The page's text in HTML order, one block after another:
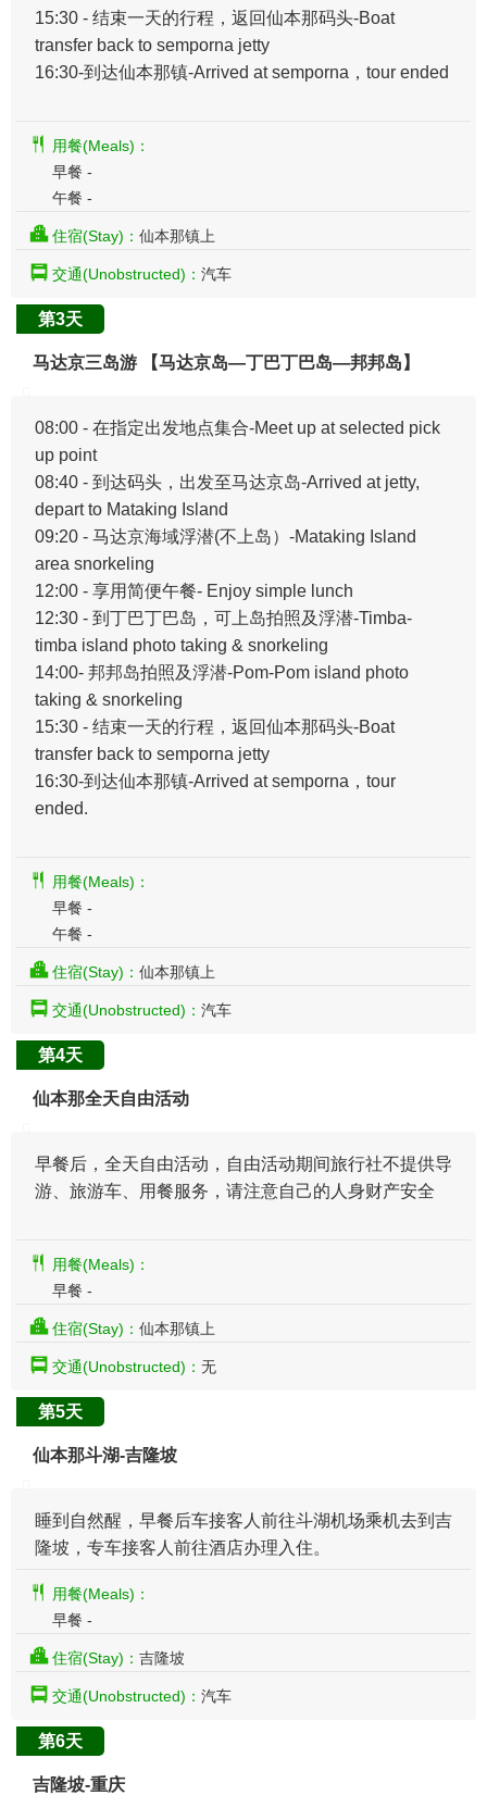
15:30 - 结束一天的行程，返回仙本那码头-Boat
transfer back to semporna jetty
16:30-到达仙本那镇-Arrived at semporna，tour ended
用餐(Meals)：
早餐 -
午餐 -
住宿(Stay)： 仙本那镇上
交通(Unobstructed)： 汽车
第3天
马达京三岛游 【马达京岛—丁巴丁巴岛—邦邦岛】
08:00 - 在指定出发地点集合-Meet up at selected pick
up point
08:40 - 到达码头，出发至马达京岛-Arrived at jetty,
depart to Mataking Island
09:20 - 马达京海域浮潜(不上岛）-Mataking Island
area snorkeling
12:00 - 享用简便午餐- Enjoy simple lunch
12:30 - 到丁巴丁巴岛，可上岛拍照及浮潜-Timba-
timba island photo taking & snorkeling
14:00- 邦邦岛拍照及浮潜-Pom-Pom island photo
taking & snorkeling
15:30 - 结束一天的行程，返回仙本那码头-Boat
transfer back to semporna jetty
16:30-到达仙本那镇-Arrived at semporna，tour
ended.
用餐(Meals)：
早餐 -
午餐 -
住宿(Stay)： 仙本那镇上
交通(Unobstructed)： 汽车
第4天
仙本那全天自由活动
早餐后，全天自由活动，自由活动期间旅行社不提供导
游、旅游车、用餐服务，请注意自己的人身财产安全
用餐(Meals)：
早餐 -
住宿(Stay)： 仙本那镇上
交通(Unobstructed)： 无
第5天
仙本那斗湖-吉隆坡
睡到自然醒，早餐后车接客人前往斗湖机场乘机去到吉
隆坡，专车接客人前往酒店办理入住。
用餐(Meals)：
早餐 -
住宿(Stay)： 吉隆坡
交通(Unobstructed)： 汽车
第6天
吉隆坡-重庆